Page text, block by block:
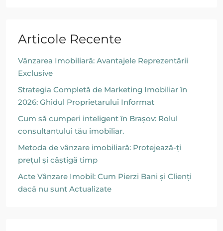
Articole Recente
Vânzarea Imobiliară: Avantajele Reprezentării
Exclusive
Strategia Completă de Marketing Imobiliar în
2026: Ghidul Proprietarului Informat
Cum să cumperi inteligent în Brașov: Rolul
consultantului tău imobiliar.
Metoda de vânzare imobiliară: Protejează-ți
prețul și câștigă timp
Acte Vânzare Imobil: Cum Pierzi Bani și Clienți
dacă nu sunt Actualizate